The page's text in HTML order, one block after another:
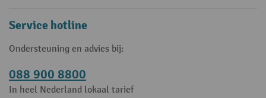
Service hotline
Ondersteuning en advies bij:
088 900 8800
In heel Nederland lokaal tarief